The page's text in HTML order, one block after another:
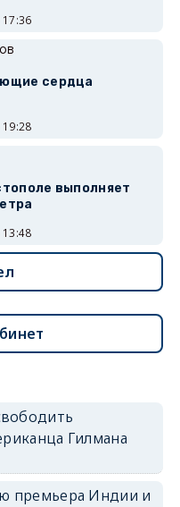
сердца
выполняет
Гилмана
премьера Индии и